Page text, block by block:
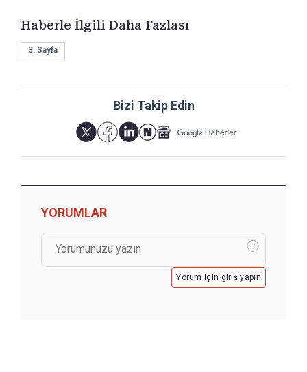
Haberle İlgili Daha Fazlası
3. Sayfa
Bizi Takip Edin
YORUMLAR
Yorum için giriş yapın